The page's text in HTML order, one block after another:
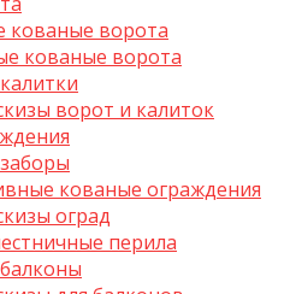
кованые ворота
кованые ворота
ворот и калиток
кованые ограждения
оград
перила